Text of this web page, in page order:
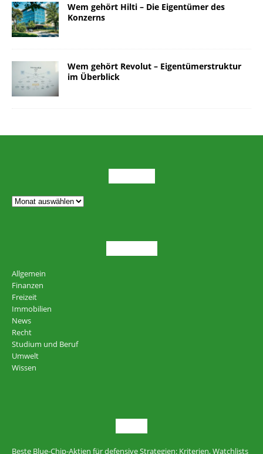
Wem gehört Hilti – Die Eigentümer des
Konzerns
Wem gehört Revolut – Eigentümerstruktur
im Überblick
Allgemein
Finanzen
Freizeit
Immobilien
News
Recht
Studium und Beruf
Umwelt
Wissen
Beste Blue-Chip-Aktien für defensive Strategien: Kriterien, Watchlists